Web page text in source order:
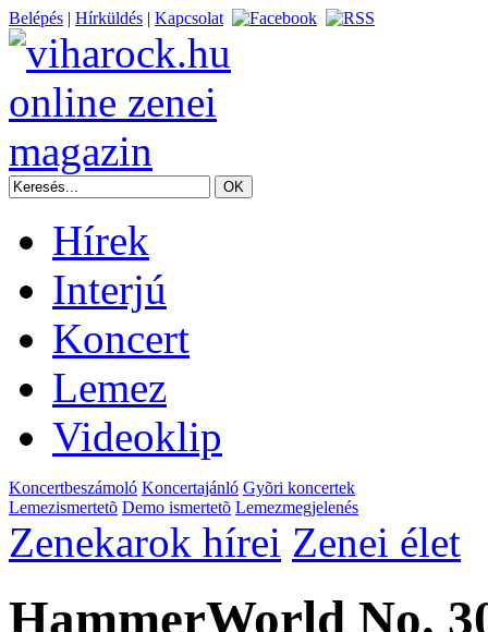
Belépés | Hírküldés | Kapcsolat
Hírek
Interjú
Koncert
Lemez
Videoklip
Koncertbeszámoló Koncertajánló Gyõri koncertek
Lemezismertetõ Demo ismertetõ Lemezmegjelenés
Zenekarok hírei Zenei élet
HammerWorld No.